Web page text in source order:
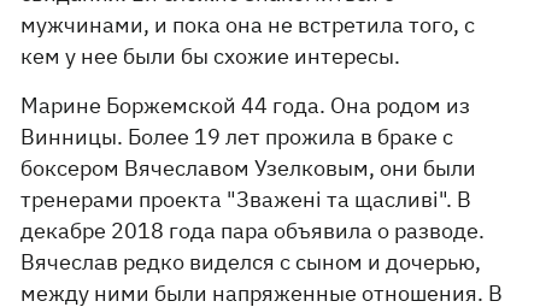
мужчинами, и пока она не встретила того, с
кем у нее были бы схожие интересы.
Марине Боржемской 44 года. Она родом из
Винницы. Более 19 лет прожила в браке с
боксером Вячеславом Узелковым, они были
тренерами проекта "Зважені та щасливі". В
декабре 2018 года пара объявила о разводе.
Вячеслав редко виделся с сыном и дочерью,
между ними были напряженные отношения. В